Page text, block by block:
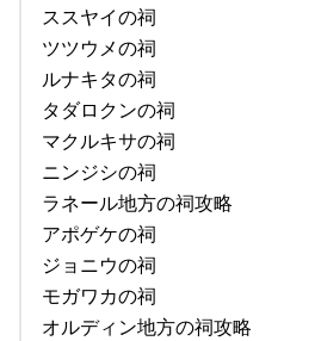
ススヤイの祠
ツツウメの祠
ルナキタの祠
タダロクンの祠
マクルキサの祠
ニンジシの祠
ラネール地方の祠攻略
アポゲケの祠
ジョニウの祠
モガワカの祠
オルディン地方の祠攻略